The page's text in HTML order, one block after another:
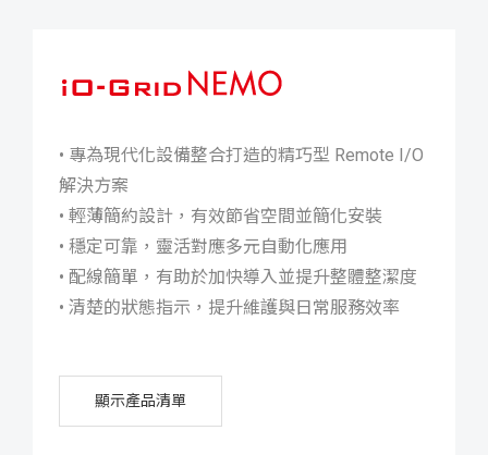
• 專為現代化設備整合打造的精巧型 Remote I/O
解決方案
• 輕薄簡約設計，有效節省空間並簡化安裝
• 穩定可靠，靈活對應多元自動化應用
• 配線簡單，有助於加快導入並提升整體整潔度
• 清楚的狀態指示，提升維護與日常服務效率
顯示產品清單